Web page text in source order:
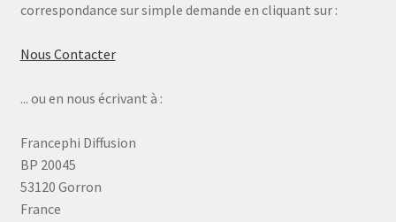
correspondance sur simple demande en cliquant sur :
Nous Contacter
... ou en nous écrivant à :
Francephi Diffusion
BP 20045
53120 Gorron
France